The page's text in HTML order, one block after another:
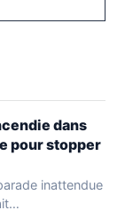
dans
pour stopper
inattendue